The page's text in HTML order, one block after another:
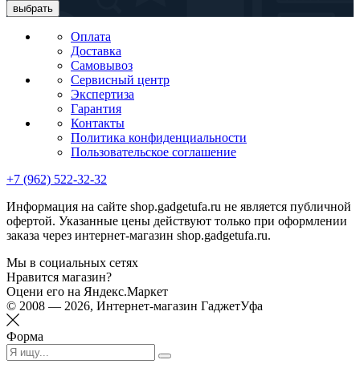
выбрать
Оплата
Доставка
Самовывоз
Сервисный центр
Экспертиза
Гарантия
Контакты
Политика конфиденциальности
Пользовательское соглашение
+7 (962) 522-32-32
Информация на сайте shop.gadgetufa.ru не является публичной
офертой. Указанные цены действуют только при оформлении
заказа через интернет-магазин shop.gadgetufa.ru.
Мы в социальных сетях
Нравится магазин?
Оцени его на Яндекс.Маркет
© 2008 — 2026, Интернет-магазин ГаджетУфа
Форма